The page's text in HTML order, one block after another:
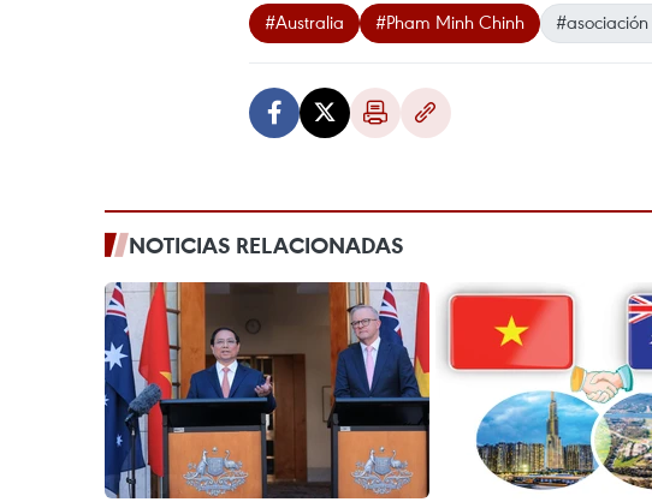
#Australia #Pham Minh Chinh
NOTICIAS RELACIONADAS